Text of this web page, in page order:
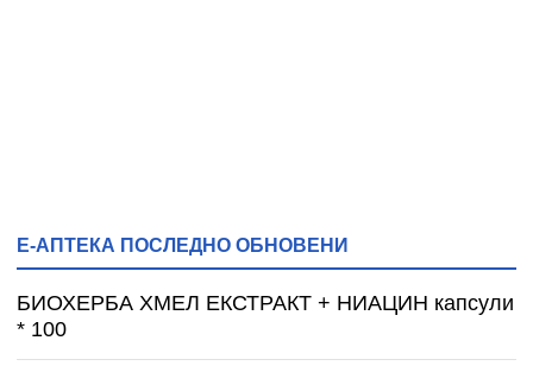
Е-АПТЕКА ПОСЛЕДНО ОБНОВЕНИ
БИОХЕРБА ХМЕЛ ЕКСТРАКТ + НИАЦИН капсули
* 100